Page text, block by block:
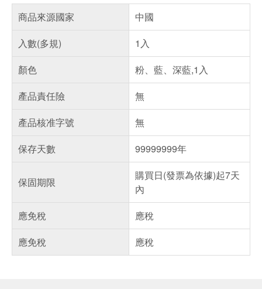
商品來源國家
中國
入數(多規)
1入
顏色
粉、藍、深藍,1入
產品責任險
無
產品核准字號
無
保存天數
99999999年
保固期限
購買日(發票為依據)起7天
內
應免稅
應稅
應免稅
應稅